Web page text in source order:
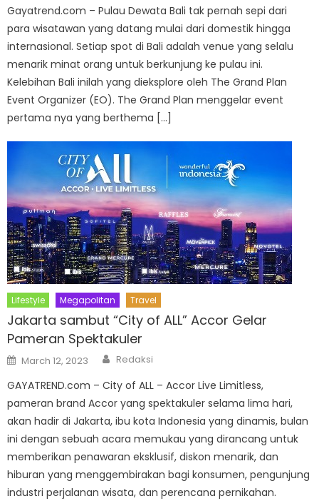
Gayatrend.com – Pulau Dewata Bali tak pernah sepi dari
para wisatawan yang datang mulai dari domestik hingga
internasional. Setiap spot di Bali adalah venue yang selalu
menarik minat orang untuk berkunjung ke pulau ini.
Kelebihan Bali inilah yang dieksplore oleh The Grand Plan
Event Organizer (EO). The Grand Plan menggelar event
pertama nya yang berthema […]
Lifestyle Megapolitan Travel
Jakarta sambut “City of ALL” Accor Gelar
Pameran Spektakuler
Posted
on
March 12, 2023 Author
Redaksi
GAYATREND.com – City of ALL – Accor Live Limitless,
pameran brand Accor yang spektakuler selama lima hari,
akan hadir di Jakarta, ibu kota Indonesia yang dinamis, bulan
ini dengan sebuah acara memukau yang dirancang untuk
memberikan penawaran eksklusif, diskon menarik, dan
hiburan yang menggembirakan bagi konsumen, pengunjung
industri perjalanan wisata, dan perencana pernikahan.